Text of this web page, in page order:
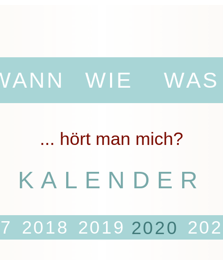
WIE WAS
... hört man mich?
KALENDER
2018 2019 2020